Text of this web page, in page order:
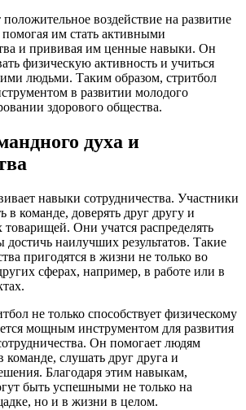
воздействие на развитие
помогая им стать активными
и прививая им ценные навыки. Он
физическую активность и учиться
людьми. Таким образом, стритбол
в развитии молодого
здорового общества.
духа и
навыки сотрудничества. Участники
в команде, доверять друг другу и
товарищей. Они учатся распределять
достичь наилучших результатов. Такие
пригодятся в жизни не только во
сферах, например, в работе или в
не только способствует физическому
мощным инструментом для развития
Он помогает людям
команде, слушать друг друга и
Благодаря этим навыкам,
быть успешными не только на
но и в жизни в целом.